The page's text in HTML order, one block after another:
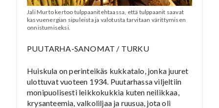
Jali Murto kertoo tulppaanitehtaassa, että tulppaanit saavat
kasvuenergian sipuleista ja valotusta tarvitaan värittymisen
onnistumiseksi.
PUUTARHA-SANOMAT / TURKU
Huiskula on perinteikäs kukkatalo, jonka juuret
ulottuvat vuoteen 1934. Puutarhassa viljeltiin
monipuolisesti leikkokukkia kuten neilikkaa,
krysanteemia, valkoliljaa ja ruusua, jota oli